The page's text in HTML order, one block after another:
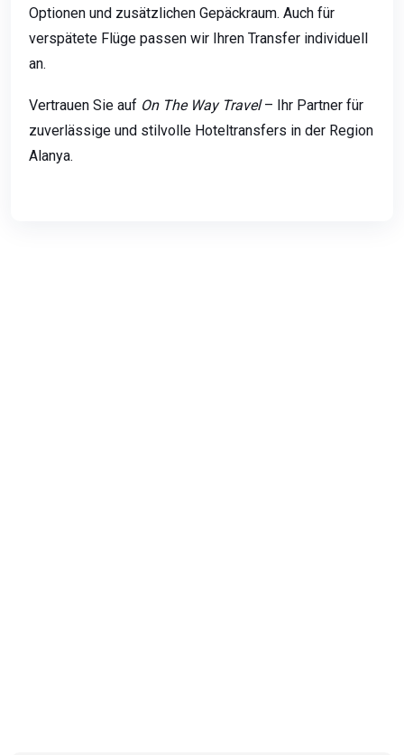
Optionen und zusätzlichen Gepäckraum. Auch für
verspätete Flüge passen wir Ihren Transfer individuell
an.
Vertrauen Sie auf On The Way Travel– Ihr Partner für
zuverlässige und stilvolle Hoteltransfers in der Region
Alanya.